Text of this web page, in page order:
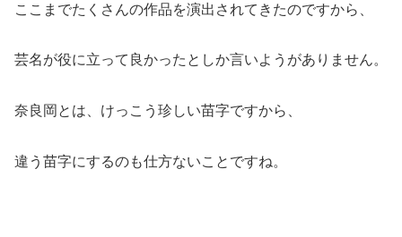
ここまでたくさんの作品を演出されてきたのですから、
芸名が役に立って良かったとしか言いようがありません。
奈良岡とは、けっこう珍しい苗字ですから、
違う苗字にするのも仕方ないことですね。